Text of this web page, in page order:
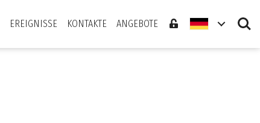
EREIGNISSE KONTAKTE ANGEBOTE Search